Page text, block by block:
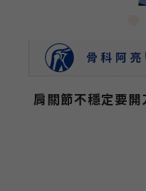
肩關節不穩定要